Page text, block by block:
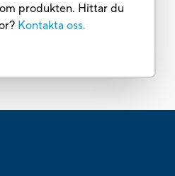
produkten. Hittar du
Kontakta oss.